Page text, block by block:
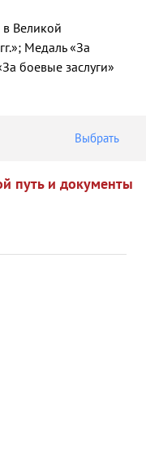
Великой
Медаль «За
боевые заслуги»
Выбрать
путь и документы